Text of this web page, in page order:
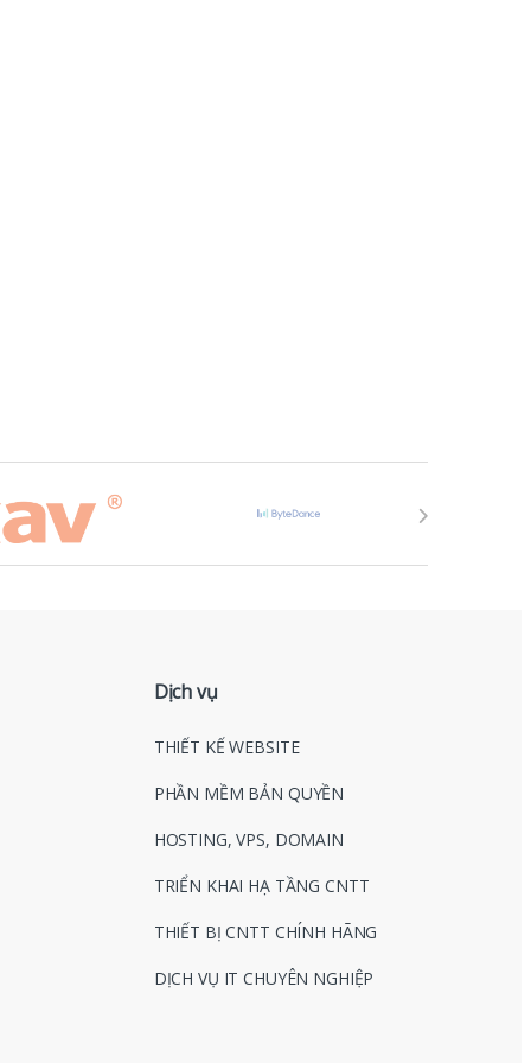
Dịch vụ
THIẾT KẾ WEBSITE
PHẦN MỀM BẢN QUYỀN
HOSTING, VPS, DOMAIN
TRIỂN KHAI HẠ TẦNG CNTT
THIẾT BỊ CNTT CHÍNH HÃNG
DỊCH VỤ IT CHUYÊN NGHIỆP